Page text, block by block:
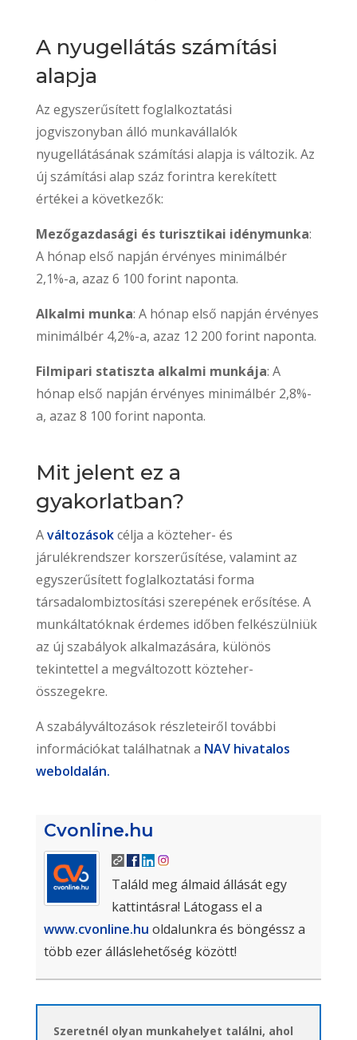
A nyugellátás számítási
alapja
Az egyszerűsített foglalkoztatási
jogviszonyban álló munkavállalók
nyugellátásának számítási alapja is változik. Az
új számítási alap száz forintra kerekített
értékei a következők:
Mezőgazdasági és turisztikai idénymunka:
A hónap első napján érvényes minimálbér
2,1%-a, azaz 6 100 forint naponta.
Alkalmi munka: A hónap első napján érvényes
minimálbér 4,2%-a, azaz 12 200 forint naponta.
Filmipari statiszta alkalmi munkája: A
hónap első napján érvényes minimálbér 2,8%-
a, azaz 8 100 forint naponta.
Mit jelent ez a
gyakorlatban?
Aváltozásokcélja a közteher- és
járulékrendszer korszerűsítése, valamint az
egyszerűsített foglalkoztatási forma
társadalombiztosítási szerepének erősítése. A
munkáltatóknak érdemes időben felkészülniük
az új szabályok alkalmazására, különös
tekintettel a megváltozott közteher-
összegekre.
A szabályváltozások részleteiről további
információkat találhatnak a NAV hivatalos
weboldalán.
Cvonline.hu
Találd meg álmaid állását egy
kattintásra! Látogass el a
www.cvonline.hu oldalunkra és böngéssz a
több ezer álláslehetőség között!
Szeretnél olyan munkahelyet találni, ahol